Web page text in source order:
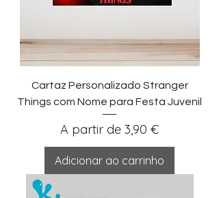
Cartaz Personalizado Stranger
Things com Nome para Festa Juvenil
A partir de 3,90 €
Preço promocional
Adicionar ao carrinho